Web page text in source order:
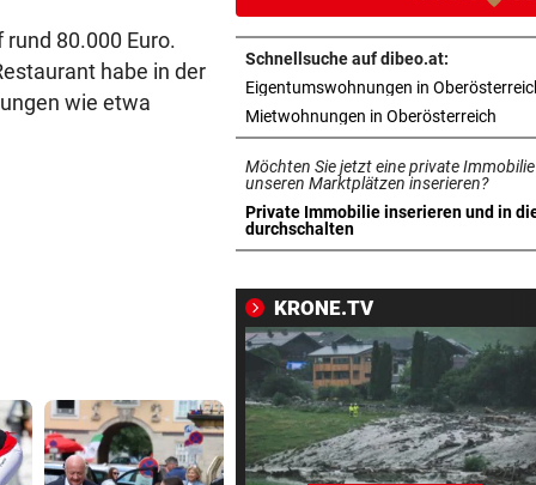
80.000 Euro.
habe in der
wie etwa
WOLLTE AUSWEICHEN vor
Alkolenker überschlug sich
wegen eines Hasen
TEENIE AUF ÜBERHOLSPUR vor 18
230 PS! 13-Jährige schrieb
Autocross Geschichte
PATIENTEN WOHLAUF
Herz-OP mit Roboter
BAUSTART IM OKTOBER vor 19
Jetzt ist fix, was am
entstehen wird
WEGEN AUTOREIFEN vor
Schnellsuche auf dibeo.at:
Eigentumswohnungen in
Mietwohnungen in Oberösterreich
Möchten Sie jetzt eine private
unseren Marktplätzen inserieren?
Private Immobilie inserieren und in
durchschalten
in neuem Tab öffnen
KRONE.TV